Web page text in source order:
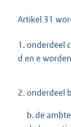
Artikel 31
1. onderdeel
d en e
2. onderdeel
b. de